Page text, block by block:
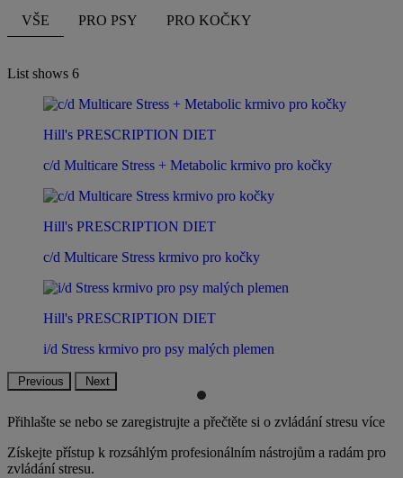
VŠE PRO PSY PRO KOČKY
List shows 6
Hill's PRESCRIPTION DIET
c/d Multicare Stress + Metabolic krmivo pro kočky
Hill's PRESCRIPTION DIET
c/d Multicare Stress krmivo pro kočky
Hill's PRESCRIPTION DIET
i/d Stress krmivo pro psy malých plemen
Previous Next
Přihlašte se nebo se zaregistrujte a přečtěte si o zvládání stresu více
Získejte přístup k rozsáhlým profesionálním nástrojům a radám pro
zvládání stresu.